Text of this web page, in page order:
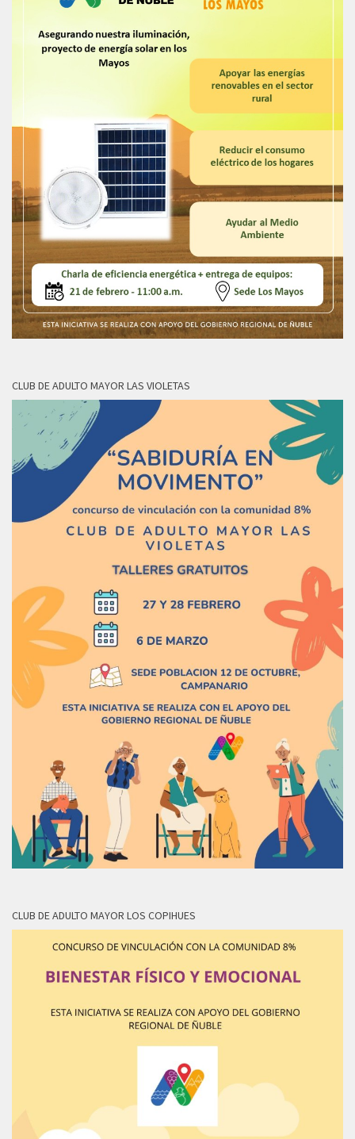
CLUB DE ADULTO MAYOR LAS VIOLETAS
CLUB DE ADULTO MAYOR LOS COPIHUES